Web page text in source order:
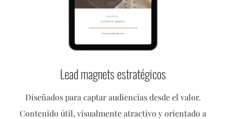
Lead magnets estratégicos
Diseñados para captar audiencias desde el valor.
Contenido útil, visualmente atractivo y orientado a